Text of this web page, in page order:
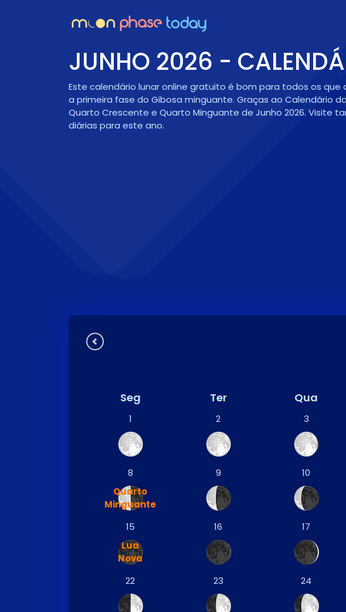
JUNHO 2026 -
Este calendário lunar online gratuito é bom para todos os que
a primeira fase do Gibosa minguante. Graças ao Calendário
Quarto Crescente e Quarto Minguante de Junho 2026. Visite
diárias para este ano.
Seg Ter Qua
1 2 3
8
Quarto
Minguante
9 10
15
Lua
Nova
16 17
22
23 24